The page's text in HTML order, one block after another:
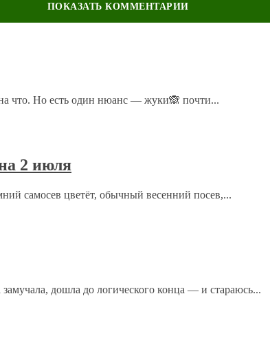
данных.Политика конфиденциальности.
что. Но есть один нюанс — жуки🙈 почти...
2 июля
самосев цветёт, обычный весенний посев,...
дошла до логического конца — и стараюсь...